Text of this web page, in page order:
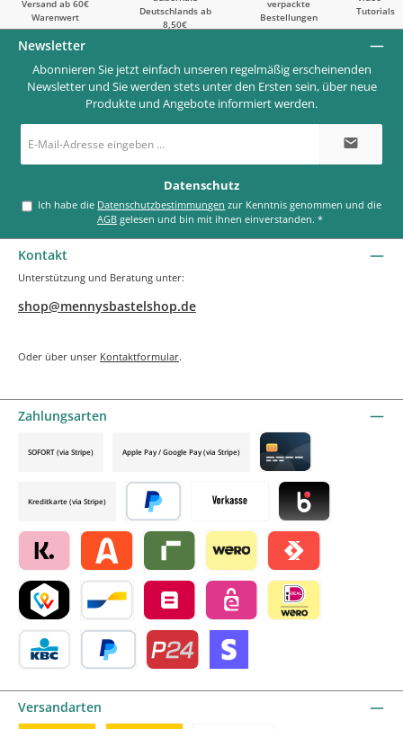
Versand ab 60€
Warenwert
Deutschlands ab
8,50€
verpackte
Bestellungen
Tutorials
Newsletter
Abonnieren Sie jetzt einfach unseren regelmäßig erscheinenden
Newsletter und Sie werden stets unter den Ersten sein, über neue
Produkte und Angebote informiert werden.
E-
Mail-
*
Datenschutz
Ich habe die Datenschutzbestimmungen
AGB gelesen und bin mit ihnen einverstanden.*
Kontakt
Unterstützung und Beratung unter:
shop@mennysbastelshop.de
Oder über unser Kontaktformular.
Zahlungsarten
Vorkasse Blik by mollie
Klarna by mollieAlma by mollieRiverty by mollie
Wero Satispay by mollie
TWINT by mollieBancontact by mollie
Belfius by mollieeps by mollie
SOFORT (via Stripe) Apple Pay / Google Pay (via Stripe)
Credit card by mollie
Kreditkarte (via Stripe)
Später bezahlen
Versandarten